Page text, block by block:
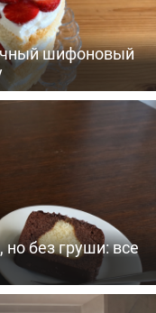
шифоновый
без груши: все